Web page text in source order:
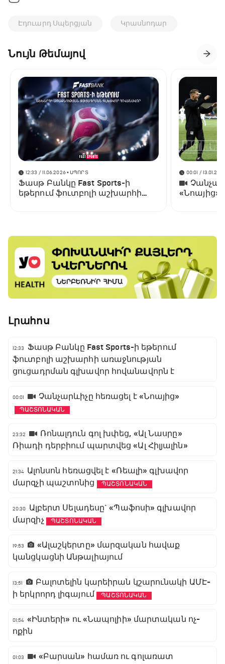
Էդուարդ Սպերցյան Կրասնոդար
Նույն Թեմայով
12:33 / 11.06.2026• ՍՊՈՐՏ
Ֆասթ Բանկը Fast Sports-ի
եթերում ֆուտբոլի աշխարհի
00:01 /
«Նոայից»
Լրահոս
12:33
Ֆասթ Բանկը Fast Sports-ի եթերում
ֆուտբոլի աշխարհի առաջնության
ցուցադրման գլխավոր հովանավորն է
00:01 Չանչարևիչը հեռացել է «Նոայից»
ՊԱՇՏՈՆԱԿԱՆ
23:32
Ռոնալդուն գոլ խփեց, «Ալ Նասրը»
Ռիադի դերբիում պարտվեց «Ալ Հիլյալին»
21:34 Ալոնսոն հեռացվել է «Ռեալի» գլխավոր
մարզչի պաշտոնից
ՊԱՇՏՈՆԱԿԱՆ
20:30
Ալբերտ Սելադեսը` «Պաֆոսի» գլխավոր
մարզիչ
ՊԱՇՏՈՆԱԿԱՆ
19:53
«Ալաշկերտը» մարզական հավաք
կանցկացնի Անթալիայում
13:51
Բալոտելին կարեիրան կշարունակի ԱՄԷ-
ի երկրորդ լիգայում
ՊԱՇՏՈՆԱԿԱՆ
01:54 «Ինտերի» ու «Նապոլիի» մարտական ոչ-
ոքին
01:03
«Բարսան» համառ ու գոլառատ